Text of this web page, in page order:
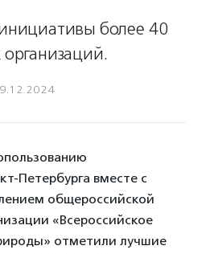
более 40
Петербурга вместе с
общероссийской
«Всероссийское
отметили лучшие